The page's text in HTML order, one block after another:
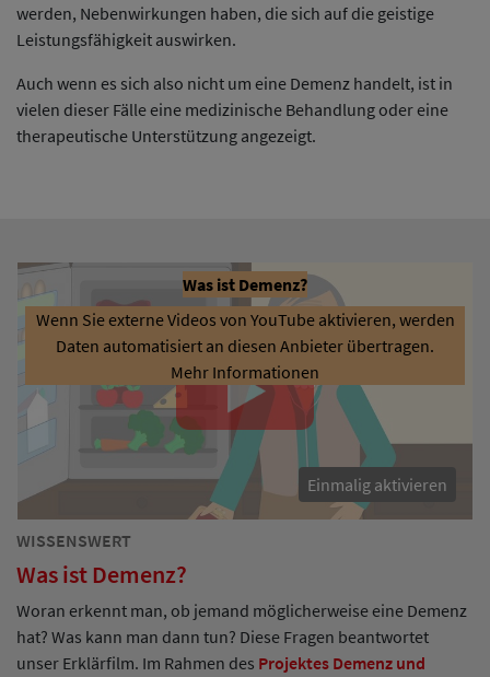
werden, Nebenwirkungen haben, die sich auf die geistige
Leistungsfähigkeit auswirken.
Auch wenn es sich also nicht um eine Demenz handelt, ist in
vielen dieser Fälle eine medizinische Behandlung oder eine
therapeutische Unterstützung angezeigt.
Was ist Demenz?
Wenn Sie externe Videos von YouTube aktivieren, werden
Daten automatisiert an diesen Anbieter übertragen.
Mehr Informationen
Einmalig aktivieren
WISSENSWERT
Was ist Demenz?
Woran erkennt man, ob jemand möglicherweise eine Demenz
hat? Was kann man dann tun? Diese Fragen beantwortet
unser Erklärfilm. Im Rahmen des Projektes Demenz und